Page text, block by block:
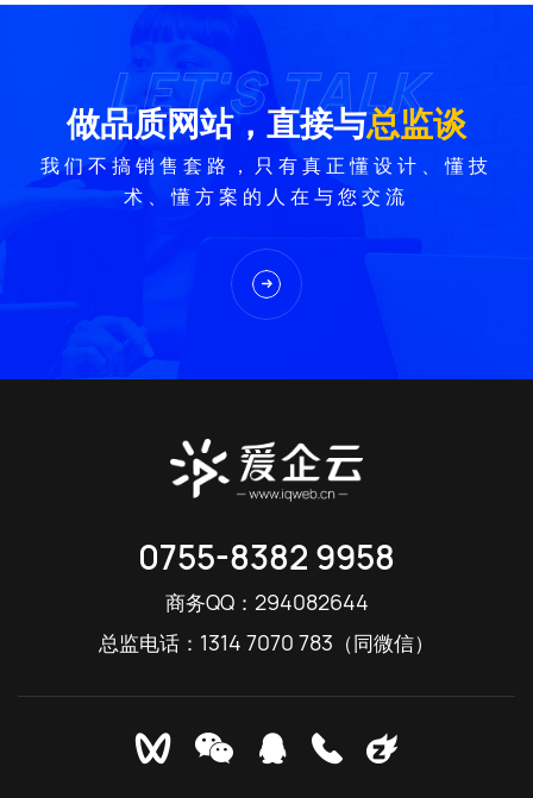
LET'S TALK
LET'S TALK
做品质网站，直接与总监谈
我们不搞销售套路，只有真正懂设计、懂技
术、懂方案的人在与您交流
0755-8382 9958
商务QQ： 294082644
总监电话： 1314 7070 783 （同微信）